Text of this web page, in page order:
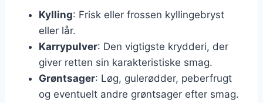
Kylling: Frisk eller frossen kyllingebryst
eller lår.
Karrypulver: Den vigtigste krydderi, der
giver retten sin karakteristiske smag.
Grøntsager: Løg, gulerødder, peberfrugt
og eventuelt andre grøntsager efter smag.